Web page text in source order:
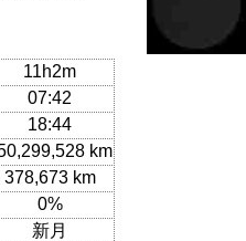
11h2m
07:42
18:44
km
378,673 km
0%
新月